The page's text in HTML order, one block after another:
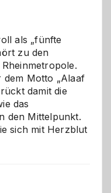
als „fünfte
zu den
dem Motto „Alaaf
damit die
das
den Mittelpunkt.
sich mit Herzblut